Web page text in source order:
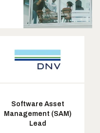
Software Asset
Management (SAM)
Lead